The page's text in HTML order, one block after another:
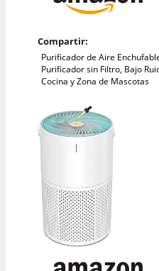
Compartir:
Purificador de Aire
Purificador sin Filtro, Bajo
Cocina y Zona de Mascotas